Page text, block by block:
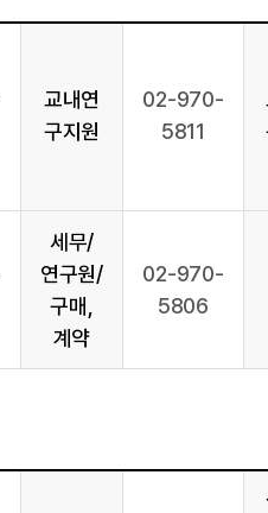
교내연
구지원
02-970-
5811
세무/
연구원/
구매,
계약
02-970-
5806